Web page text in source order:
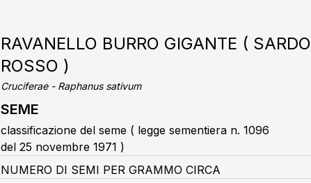
RAVANELLO BURRO GIGANTE ( SARDO
ROSSO )
Cruciferae - Raphanus sativum
SEME
classificazione del seme ( legge sementiera n. 1096
del 25 novembre 1971 )
NUMERO DI SEMI PER GRAMMO CIRCA